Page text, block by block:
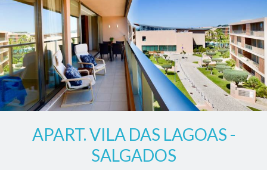
APART. VILA DAS LAGOAS -
SALGADOS